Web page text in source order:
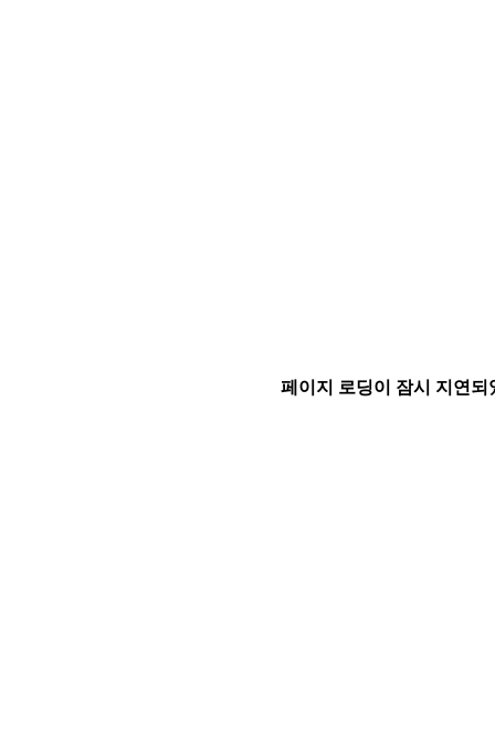
페이지 로딩이 잠시 지연